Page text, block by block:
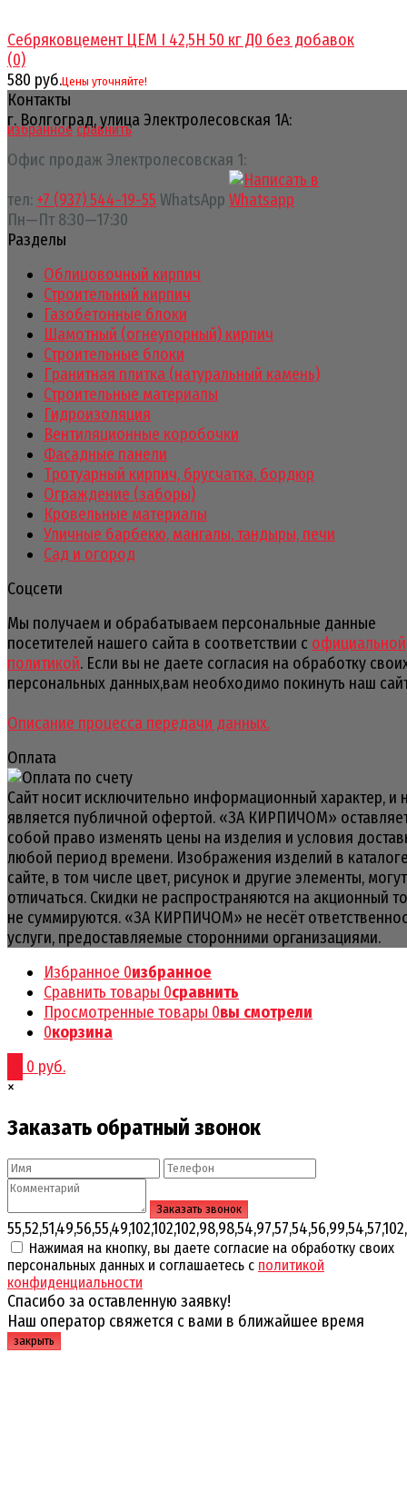
избранное сравнить
Себряковцемент ЦЕМ I 42,5Н 50 кг Д0 без добавок
(0)
580 руб.Цены уточняйте!
Контакты
г. Волгоград, улица Электролесовская 1А:
Офис продаж Электролесовская 1:
тел: +7 (937) 544-19-55 WhatsApp
Пн—Пт 8:30—17:30
Разделы
Облицовочный кирпич
Строительный кирпич
Газобетонные блоки
Шамотный (огнеупорный) кирпич
Строительные блоки
Гранитная плитка (натуральный камень)
Строительные материалы
Гидроизоляция
Вентиляционные коробочки
Фасадные панели
Тротуарный кирпич, брусчатка, бордюр
Ограждение (заборы)
Кровельные материалы
Уличные барбекю, мангалы, тандыры, печи
Сад и огород
Соцсети
Мы получаем и обрабатываем персональные данные
посетителей нашего сайта в соответствии с официальной
политикой. Если вы не даете согласия на обработку
персональных данных,вам необходимо покинуть наш
Описание процесса передачи данных.
Оплата
Сайт носит исключительно информационный характер, и
является публичной офертой. «ЗА КИРПИЧОМ»
собой право изменять цены на изделия и условия
любой период времени. Изображения изделий в
сайте, в том числе цвет, рисунок и другие элементы, могут
отличаться. Скидки не распространяются на акционный
не суммируются. «ЗА КИРПИЧОМ» не несёт
услуги, предоставляемые сторонними организациями.
Избранное 0избранное
Сравнить товары 0сравнить
Просмотренные товары 0вы смотрели
0корзина
0 руб.
×
Заказать обратный звонок
Нажимая на кнопку, вы даете согласие на обработку своих
персональных данных и соглашаетесь с политикой
конфиденциальности
Спасибо за оставленную заявку!
Наш оператор свяжется с вами в ближайшее время
закрыть